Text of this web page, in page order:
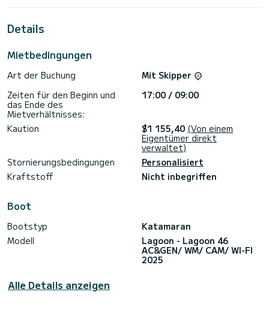
einzigartigen Urlaub auf dem Wasser in der Umgebung von
ausgestattet: Autopilot, WLAN und Internet, Solar-Panel.
Zögern Sie nicht, ein persönliches Angebot anzufordern.
Unser Team berät Sie gerne zu all Ihren Fragen rund um Ihren
Details
Mietbedingungen
Art der Buchung
Mit Skipper
Zeiten für den Beginn und
das Ende des
Mietverhältnisses:
17:00 / 09:00
Kaution $1 155,40 (Von einem
Eigentümer direkt
verwaltet)
Stornierungsbedingungen
Personalisiert
Kraftstoff
Nicht inbegriffen
Boot
Bootstyp
Katamaran
Modell
Lagoon - Lagoon 46
AC&GEN/ WM/ CAM/ WI-FI
2025
Alle Details anzeigen